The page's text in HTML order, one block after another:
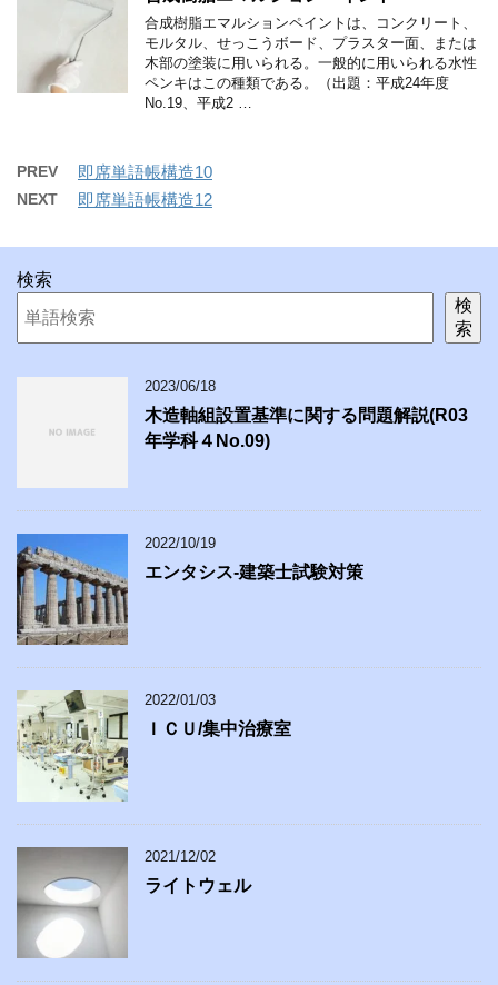
合成樹脂エマルションペイントは、コンクリート、
モルタル、せっこうボード、プラスター面、または
木部の塗装に用いられる。一般的に用いられる水性
ペンキはこの種類である。（出題：平成24年度
No.19、平成2 …
PREV 即席単語帳構造10
NEXT 即席単語帳構造12
検索
検
索
2023/06/18
木造軸組設置基準に関する問題解説(R03
年学科４No.09)
2022/10/19
エンタシス-建築士試験対策
2022/01/03
ＩＣＵ/集中治療室
2021/12/02
ライトウェル